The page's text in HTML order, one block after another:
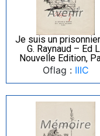
Je suis un
G. Raynaud – Ed
Nouvelle Edition,
Oflag : IIIC